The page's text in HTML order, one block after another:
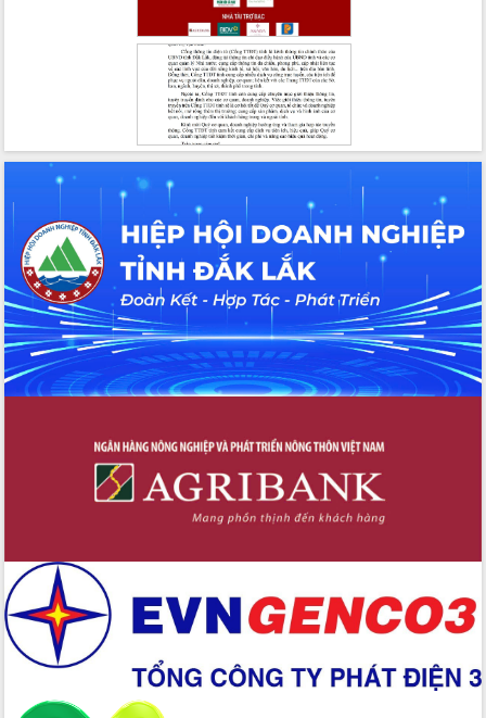
Hội nghị lần thứ nhất Ban Chỉ đạo
công tác bầu cử tỉnh Đắk Lắk
Hội nghị UBND tỉnh thường kỳ tháng
Kỳ họp chuyên đề lần thứ Ba, HĐND
tỉnh khóa X
Bí thư Tỉnh ủy Lương Nguyễn Minh
Triết kiểm tra việc thực hiện chống
khai thác IUU
Hội thảo chuyên đề “Hành trình xuất
khẩu nông sản Việt Nam qua thương
mại điện tử cùng Amazon”
Đại hội Thi đua yêu nước tỉnh Đắk Lắk
lần thứ I (2025-2030)
Đồng chí Lương Nguyễn Minh Triết
Lắk nhiệm kỳ 2025 – 2030
Tập trung triển khai các giải pháp sản
xuất nông nghiệp bền vững, phát thải
lập Hội Liên hiệp Phụ nữ Việt Nam
Đắk Lắk tổ chức Ngày hội Chuyển đổi
số với chủ đề: “Công nghệ số - kiến
tạo tương lai”
Tập trung phát triển khoa học công
nghệ, đổi mới sáng tạo và chuyển đổi
số lĩnh vực nông nghiệp và môi trường